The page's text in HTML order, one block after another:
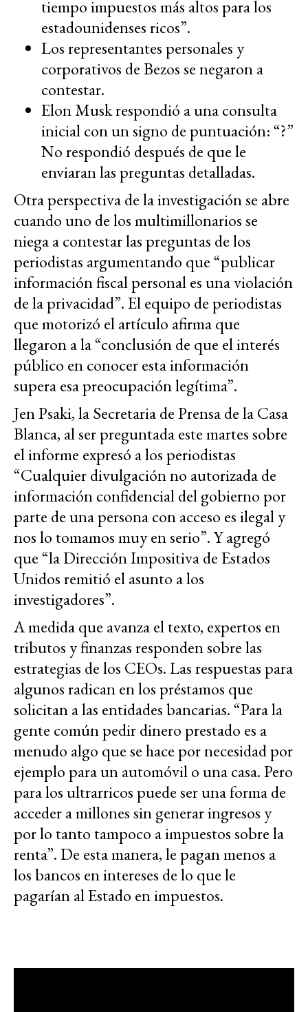
tiempo impuestos más altos para los
estadounidenses ricos”.
Los representantes personales y
corporativos de Bezos se negaron a
contestar.
Elon Musk respondió a una consulta
inicial con un signo de puntuación: “?”
No respondió después de que le
enviaran las preguntas detalladas.
Otra perspectiva de la investigación se abre
cuando uno de los multimillonarios se
niega a contestar las preguntas de los
periodistas argumentando que “publicar
información fiscal personal es una violación
de la privacidad”. El equipo de periodistas
que motorizó el artículo afirma que
llegaron a la “conclusión de que el interés
público en conocer esta información
supera esa preocupación legítima”.
Jen Psaki, la Secretaria de Prensa de la Casa
Blanca, al ser preguntada este martes sobre
el informe expresó a los periodistas
“Cualquier divulgación no autorizada de
información confidencial del gobierno por
parte de una persona con acceso es ilegal y
nos lo tomamos muy en serio”. Y agregó
que “la Dirección Impositiva de Estados
Unidos remitió el asunto a los
investigadores”.
A medida que avanza el texto, expertos en
tributos y finanzas responden sobre las
estrategias de los CEOs. Las respuestas para
algunos radican en los préstamos que
solicitan a las entidades bancarias. “Para la
gente común pedir dinero prestado es a
menudo algo que se hace por necesidad por
ejemplo para un automóvil o una casa. Pero
para los ultrarricos puede ser una forma de
acceder a millones sin generar ingresos y
por lo tanto tampoco a impuestos sobre la
renta”. De esta manera, le pagan menos a
los bancos en intereses de lo que le
pagarían al Estado en impuestos.